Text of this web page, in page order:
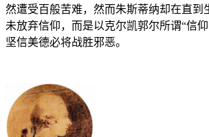
然遭受百般苦难，然而朱斯蒂纳却在直到
未放弃信仰，而是以克尔凯郭尔所谓“信
坚信美德必将战胜邪恶。